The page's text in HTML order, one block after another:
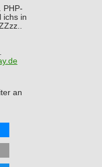
PHP-
ichs in
an